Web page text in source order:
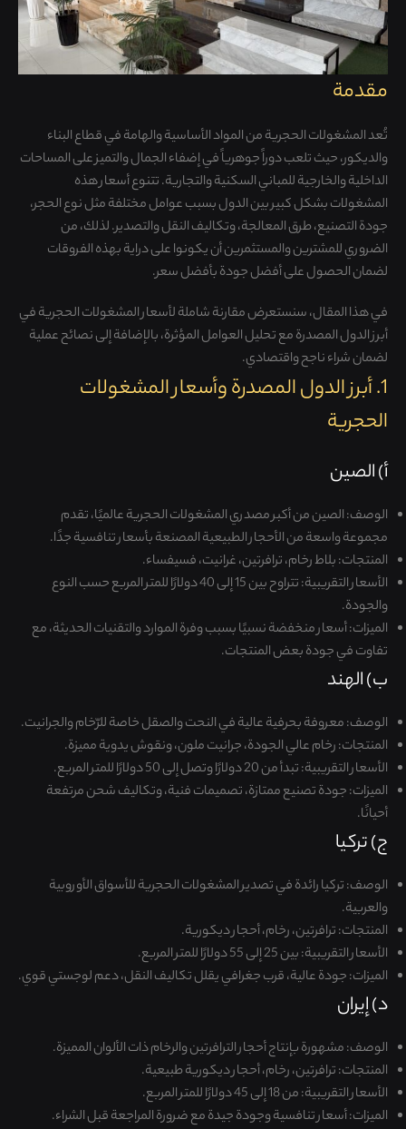
مقدمة
تُعد المشغولات الحجرية من المواد الأساسية والهامة في قطاع البناء
والديكور، حيث تلعب دوراً جوهرياً في إضفاء الجمال والتميز على المساحات
الداخلية والخارجية للمباني السكنية والتجارية. تتنوع أسعار هذه
المشغولات بشكل كبير بين الدول بسبب عوامل مختلفة مثل نوع الحجر،
جودة التصنيع، طرق المعالجة، وتكاليف النقل والتصدير. لذلك، من
الضروري للمشترين والمستثمرين أن يكونوا على دراية بهذه الفروقات
لضمان الحصول على أفضل جودة بأفضل سعر.
في هذا المقال، سنستعرض مقارنة شاملة لأسعار المشغولات الحجرية في
أبرز الدول المصدرة مع تحليل العوامل المؤثرة، بالإضافة إلى نصائح عملية
لضمان شراء ناجح واقتصادي.
1. أبرز الدول المصدرة وأسعار المشغولات
الحجرية
أ) الصين
الوصف:الصين من أكبر مصدري المشغولات الحجرية عالميًا، تقدم
مجموعة واسعة من الأحجار الطبيعية المصنعة بأسعار تنافسية جدًا.
المنتجات:بلاط رخام، ترافرتين، غرانيت، فسيفساء.
الأسعار التقريبية:
تتراوح بين 15 إلى 40 دولارًا للمتر المربع حسب النوع
والجودة.
الميزات:أسعار منخفضة نسبيًا بسبب وفرة الموارد والتقنيات الحديثة، مع
تفاوت في جودة بعض المنتجات.
ب) الهند
الوصف:معروفة بحرفية عالية في النحت والصقل خاصة للرّخام والجرانيت.
المنتجات:رخام عالي الجودة، جرانيت ملون، ونقوش يدوية مميزة.
الأسعار التقريبية:تبدأ من 20 دولارًا وتصل إلى 50 دولارًا للمتر المربع
.
الميزات:جودة تصنيع ممتازة، تصميمات فنية، وتكاليف شحن مرتفعة
أحيانًا.
ج) تركيا
الوصف:تركيا رائدة في تصدير المشغولات الحجرية للأسواق الأوروبية
والعربية.
المنتجات:ترافرتين، رخام، أحجار ديكورية.
الأسعار التقريبية:بين 25 إلى 55 دولارًا للمتر المربع
.
الميزات:جودة عالية، قرب جغرافي يقلل تكاليف النقل، دعم لوجستي قوي.
د) إيران
الوصف:مشهورة بإنتاج أحجار الترافرتين والرخام ذات الألوان المميزة.
المنتجات:ترافرتين، رخام، أحجار ديكورية طبيعية.
الأسعار التقريبية:من 18 إلى 45 دولارًا للمتر المربع
.
الميزات:أسعار تنافسية وجودة جيدة مع ضرورة المراجعة قبل الشراء.